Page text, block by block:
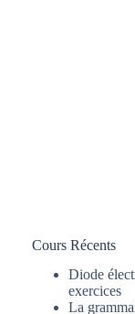
Cours Récents
Diode
exercices
La